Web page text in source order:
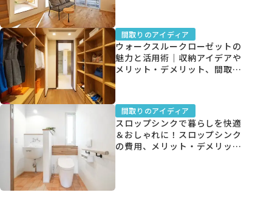
間取りのアイディア
ウォークスルークローゼットの
魅力と活用術｜収納アイデアや
メリット・デメリット、間取り
間取りのアイディア
スロップシンクで暮らしを快適
＆おしゃれに！スロップシンク
の費用、メリット・デメリッ